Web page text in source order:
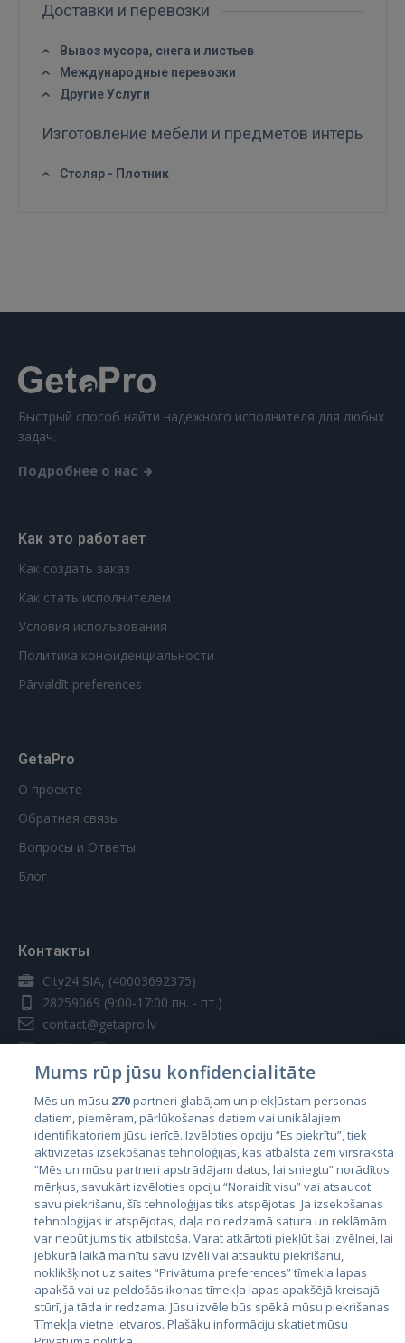
Доставки и перевозки
Вывоз мусора, снега и листьев
Международные перевозки
Другие Услуги
Изготовление мебели и предметов интерьера
Столяр - Плотник
Быстрый способ найти надежного исполнителя для любых
задач.
Подробнее о нас
Как это работает
Как создать заказ
Как стать исполнителем
Условия использования
Политика конфиденциальности
Pārvaldīt preferences
GetaPro
О проекте
Обратная связь
Вопросы и Ответы
Блог
Контакты
City24 SIA, (40003692375)
28259069 (9:00-17:00 пн. - пт.)
contact@getapro.lv
Страны
Эстония
Латвия
Литва
Mums rūp jūsu konfidencialitāte
Mēs un mūsu 270partneri glabājam un piekļūstam personas
datiem, piemēram, pārlūkošanas datiem vai unikālajiem
identifikatoriem jūsu ierīcē. Izvēloties opciju “Es piekrītu”, tiek
aktivizētas izsekošanas tehnoloģijas, kas atbalsta zem virsraksta
“Mēs un mūsu partneri apstrādājam datus, lai sniegtu” norādītos
mērķus, savukārt izvēloties opciju “Noraidīt visu” vai atsaucot
savu piekrišanu, šīs tehnoloģijas tiks atspējotas. Ja izsekošanas
tehnoloģijas ir atspējotas, daļa no redzamā satura un reklāmām
var nebūt jums tik atbilstoša. Varat atkārtoti piekļūt šai izvēlnei, lai
jebkurā laikā mainītu savu izvēli vai atsauktu piekrišanu,
noklikšķinot uz saites “Privātuma preferences” tīmekļa lapas
apakšā vai uz peldošās ikonas tīmekļa lapas apakšējā kreisajā
stūrī, ja tāda ir redzama. Jūsu izvēle būs spēkā mūsu piekrišanas
Tīmekļa vietne ietvaros. Plašāku informāciju skatiet mūsu